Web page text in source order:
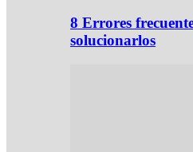
8 Errores
solucionarlos